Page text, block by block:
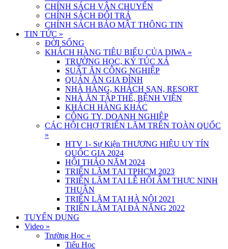
CHÍNH SÁCH VẬN CHUYỂN
CHÍNH SÁCH ĐỔI TRẢ
CHÍNH SÁCH BẢO MẬT THÔNG TIN
TIN TỨC »
ĐỜI SỐNG
KHÁCH HÀNG TIÊU BIỂU CỦA DIWA »
TRƯỜNG HỌC, KÝ TÚC XÁ
SUẤT ĂN CÔNG NGHIỆP
QUÁN ĂN GIA ĐÌNH
NHÀ HÀNG, KHÁCH SẠN, RESORT
NHÀ ĂN TẬP THỂ, BỆNH VIỆN
KHÁCH HÀNG KHÁC
CÔNG TY, DOANH NGHIỆP
CÁC HỘI CHỢ TRIỂN LÃM TRÊN TOÀN QUỐC
»
HTV 1- Sự Kiện THƯƠNG HIỆU UY TÍN
QUỐC GIA 2024
HỘI THẢO NĂM 2024
TRIỂN LÃM TẠI TPHCM 2023
TRIỂN LÃM TẠI LỄ HỘI ẨM THỰC NINH
THUẬN
TRIỂN LÃM TẠI HÀ NỘI 2021
TRIỂN LÃM TẠI ĐÀ NẴNG 2022
TUYỂN DỤNG
Video »
Trường Học »
Tiểu Học